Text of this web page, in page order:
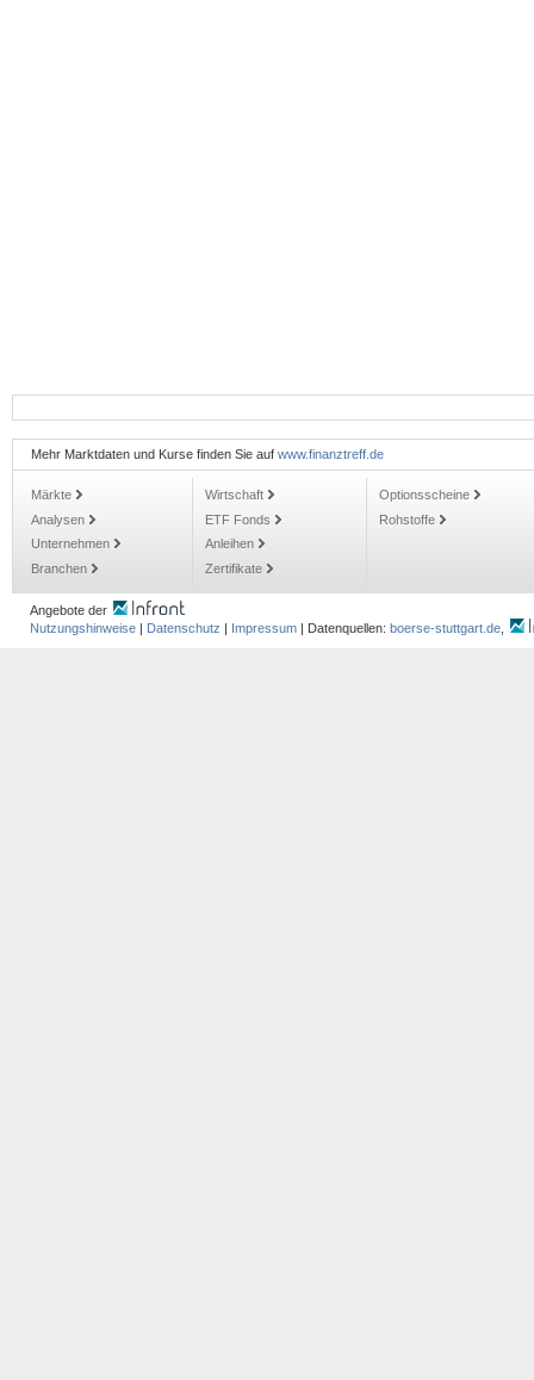
Mehr Marktdaten und Kurse finden Sie auf www.finanztreff.de
Märkte
Analysen
Unternehmen
Branchen
Wirtschaft
ETF Fonds
Anleihen
Zertifikate
Optionsscheine
Rohstoffe
Angebote der
Nutzungshinweise | Datenschutz | Impressum | Datenquellen: boerse-stuttgart.de